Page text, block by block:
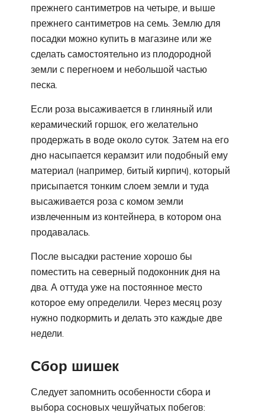
прежнего сантиметров на четыре, и выше
прежнего сантиметров на семь. Землю для
посадки можно купить в магазине или же
сделать самостоятельно из плодородной
земли с перегноем и небольшой частью
песка.
Если роза высаживается в глиняный или
керамический горшок, его желательно
продержать в воде около суток. Затем на его
дно насыпается керамзит или подобный ему
материал (например, битый кирпич), который
присыпается тонким слоем земли и туда
высаживается роза с комом земли
извлеченным из контейнера, в котором она
продавалась.
После высадки растение хорошо бы
поместить на северный подоконник дня на
два. А оттуда уже на постоянное место
которое ему определили. Через месяц розу
нужно подкормить и делать это каждые две
недели.
Сбор шишек
Следует запомнить особенности сбора и
выбора сосновых чешуйчатых побегов: